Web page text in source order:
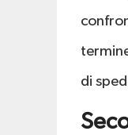
di